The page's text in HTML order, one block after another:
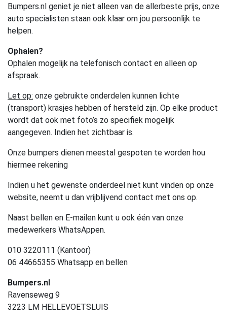
Bumpers.nl geniet je niet alleen van de allerbeste prijs, onze
auto specialisten staan ook klaar om jou persoonlijk te
helpen.
Ophalen?
Ophalen mogelijk na telefonisch contact en alleen op
afspraak.
Let op: onze gebruikte onderdelen kunnen lichte
(transport) krasjes hebben of hersteld zijn. Op elke product
wordt dat ook met foto’s zo specifiek mogelijk
aangegeven. Indien het zichtbaar is.
Onze bumpers dienen meestal gespoten te worden hou
hiermee rekening
Indien u het gewenste onderdeel niet kunt vinden op onze
website, neemt u dan vrijblijvend contact met ons op.
Naast bellen en E-mailen kunt u ook één van onze
medewerkers WhatsAppen.
010 3220111 (Kantoor)
06 44665355 Whatsapp en bellen
Bumpers.nl
Ravenseweg 9
3223 LM HELLEVOETSLUIS